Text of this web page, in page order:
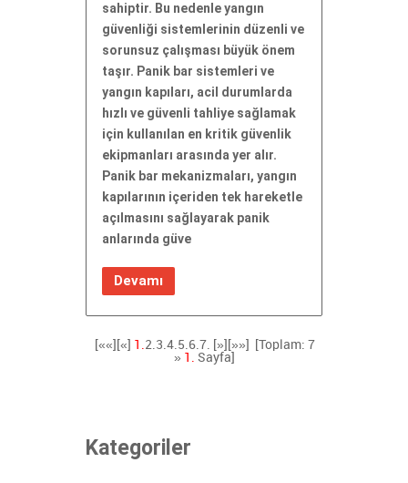
sahiptir. Bu nedenle yangın
güvenliği sistemlerinin düzenli ve
sorunsuz çalışması büyük önem
taşır. Panik bar sistemleri ve
yangın kapıları, acil durumlarda
hızlı ve güvenli tahliye sağlamak
için kullanılan en kritik güvenlik
ekipmanları arasında yer alır.
Panik bar mekanizmaları, yangın
kapılarının içeriden tek hareketle
açılmasını sağlayarak panik
anlarında güve
Devamı
[««][«] 1.2.3.4.5.6.7. [»] [»»]
[Toplam: 7
» 1. Sayfa]
Kategoriler